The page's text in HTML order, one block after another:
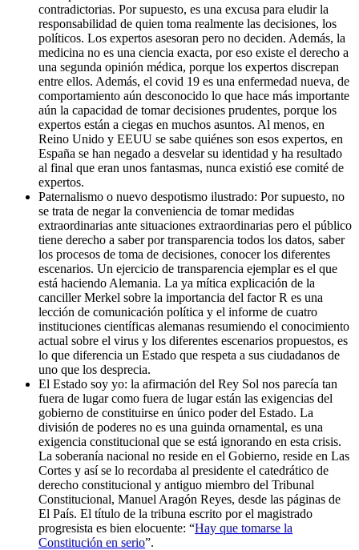
contradictorias. Por supuesto, es una excusa para eludir la
responsabilidad de quien toma realmente las decisiones, los
políticos. Los expertos asesoran pero no deciden. Además, la
medicina no es una ciencia exacta, por eso existe el derecho a
una segunda opinión médica, porque los expertos discrepan
entre ellos. Además, el covid 19 es una enfermedad nueva, de
comportamiento aún desconocido lo que hace más importante
aún la capacidad de tomar decisiones prudentes, porque los
expertos están a ciegas en muchos asuntos. Al menos, en
Reino Unido y EEUU se sabe quiénes son esos expertos, en
España se han negado a desvelar su identidad y ha resultado
al final que eran unos fantasmas, nunca existió ese comité de
expertos.
Paternalismo o nuevo despotismo ilustrado: Por supuesto, no
se trata de negar la conveniencia de tomar medidas
extraordinarias ante situaciones extraordinarias pero el público
tiene derecho a saber por transparencia todos los datos, saber
los procesos de toma de decisiones, conocer los diferentes
escenarios. Un ejercicio de transparencia ejemplar es el que
está haciendo Alemania. La ya mítica explicación de la
canciller Merkel sobre la importancia del factor R es una
lección de comunicación política y el informe de cuatro
instituciones científicas alemanas resumiendo el conocimiento
actual sobre el virus y los diferentes escenarios propuestos, es
lo que diferencia un Estado que respeta a sus ciudadanos de
uno que los desprecia.
El Estado soy yo: la afirmación del Rey Sol nos parecía tan
fuera de lugar como fuera de lugar están las exigencias del
gobierno de constituirse en único poder del Estado. La
división de poderes no es una guinda ornamental, es una
exigencia constitucional que se está ignorando en esta crisis.
La soberanía nacional no reside en el Gobierno, reside en Las
Cortes y así se lo recordaba al presidente el catedrático de
derecho constitucional y antiguo miembro del Tribunal
Constitucional, Manuel Aragón Reyes, desde las páginas de
El País. El título de la tribuna escrito por el magistrado
progresista es bien elocuente: “Hay que tomarse la
Constitución en serio”.